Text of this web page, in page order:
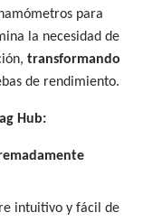
para
la necesidad de
transformando
de rendimiento.
Hub:
intuitivo y fácil de